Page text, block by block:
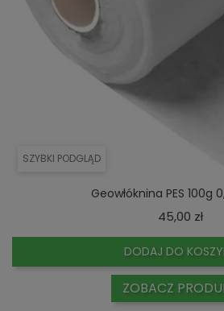
SZYBKI PODGLĄD
Geowłóknina PES 100g
45,00 zł
DODAJ DO
ZOBACZ